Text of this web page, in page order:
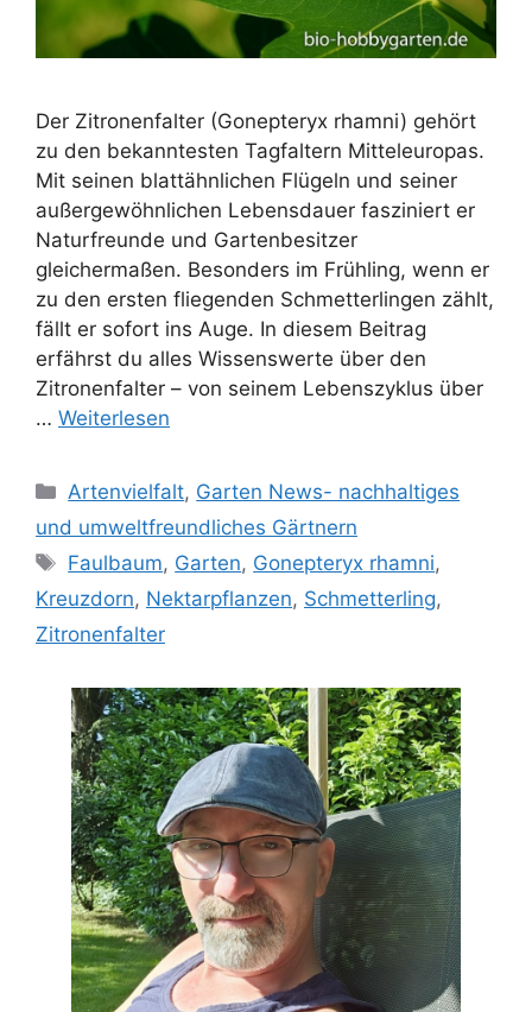
Der Zitronenfalter (Gonepteryx rhamni) gehört
zu den bekanntesten Tagfaltern Mitteleuropas.
Mit seinen blattähnlichen Flügeln und seiner
außergewöhnlichen Lebensdauer fasziniert er
Naturfreunde und Gartenbesitzer
gleichermaßen. Besonders im Frühling, wenn er
zu den ersten fliegenden Schmetterlingen zählt,
fällt er sofort ins Auge. In diesem Beitrag
erfährst du alles Wissenswerte über den
Zitronenfalter – von seinem Lebenszyklus über
… Weiterlesen
Kategorien
Artenvielfalt, Garten News- nachhaltiges
und umweltfreundliches Gärtnern
Schlagwörter
Faulbaum, Garten, Gonepteryx rhamni,
Kreuzdorn, Nektarpflanzen, Schmetterling,
Zitronenfalter